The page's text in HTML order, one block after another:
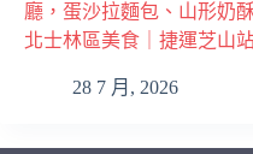
廳，蛋沙拉麵包、山形奶
北士林區美食｜捷運芝山
28 7 月, 2026